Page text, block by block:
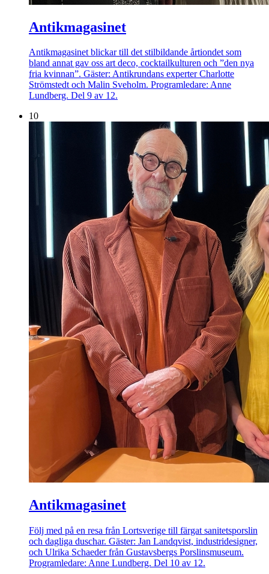
Antikmagasinet
Antikmagasinet blickar till det stilbildande årtiondet som
bland annat gav oss art deco, cocktailkulturen och ”den nya
fria kvinnan”. Gäster: Antikrundans experter Charlotte
Strömstedt och Malin Sveholm. Programledare: Anne
Lundberg. Del 9 av 12.
10
Antikmagasinet
Följ med på en resa från Lortsverige till färgat sanitetsporslin
och dagliga duschar. Gäster: Jan Landqvist, industridesigner,
och Ulrika Schaeder från Gustavsbergs Porslinsmuseum.
Programledare: Anne Lundberg. Del 10 av 12.